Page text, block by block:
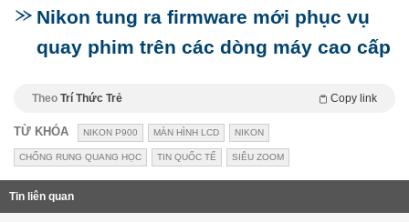
Nikon tung ra firmware mới phục vụ
quay phim trên các dòng máy cao cấp
Theo Trí Thức Trẻ Copy link
TỪ KHÓA NIKON P900 MÀN HÌNH LCD NIKON
CHỐNG RUNG QUANG HỌC TIN QUỐC TẾ SIÊU ZOOM
Tin liên quan